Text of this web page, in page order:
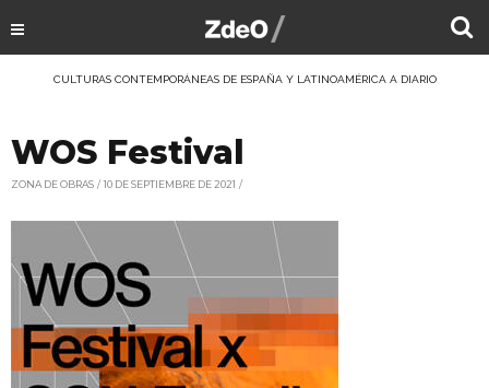
CULTURAS CONTEMPORÁNEAS DE ESPAÑA Y LATINOAMÉRICA A DIARIO
WOS Festival
ZONA DE OBRAS 10 DE SEPTIEMBRE DE 2021